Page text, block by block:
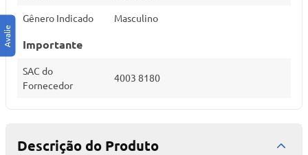
Gênero Indicado Masculino
Importante
SAC do
Fornecedor
4003 8180
Descrição do Produto